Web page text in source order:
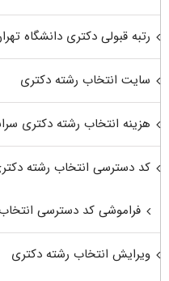
رتبه قبولی دکتری دانشگاه
سایت انتخاب رشته دکتری
هزینه انتخاب رشته دکتری
کد دسترسی انتخاب رشته
فراموشی کد دسترسی
ویرایش انتخاب رشته دکتری